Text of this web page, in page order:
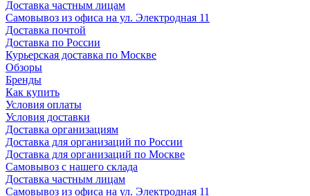
Доставка частным лицам
Самовывоз из офиса на ул. Электродная 11
Доставка почтой
Доставка по России
Курьерская доставка по Москве
Обзоры
Бренды
Как купить
Условия оплаты
Условия доставки
Доставка организациям
Доставка для организаций по России
Доставка для организаций по Москве
Самовывоз с нашего склада
Доставка частным лицам
Самовывоз из офиса на ул. Электродная 11